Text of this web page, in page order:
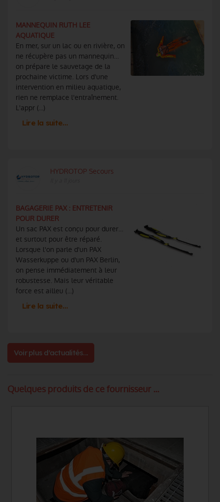
MANNEQUIN RUTH LEE
AQUATIQUE
En mer, sur un lac ou en rivière, on
ne récupère pas un mannequin…
on prépare le sauvetage de la
prochaine victime. Lors d'une
intervention en milieu aquatique,
rien ne remplace l'entraînement.
L'appr (...)
Lire la suite…
HYDROTOP Secours
BAGAGERIE PAX : ENTRETENIR
POUR DURER
Un sac PAX est conçu pour durer…
et surtout pour être réparé.
Lorsque l'on parle d'un PAX
Wasserkuppe ou d'un PAX Berlin,
on pense immédiatement à leur
robustesse. Mais leur véritable
force est ailleu (...)
Lire la suite…
Voir plus d'actualités...
Quelques produits de ce fournisseur ...